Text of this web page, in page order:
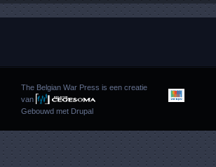
The Belgian War Press is een creatie
van
Gebouwd met Drupal